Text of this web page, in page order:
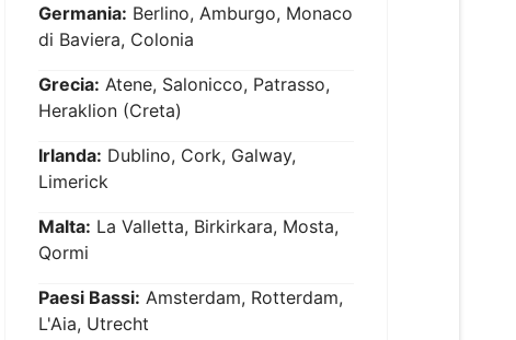
Germania: Berlino, Amburgo, Monaco
di Baviera, Colonia
Grecia: Atene, Salonicco, Patrasso,
Heraklion (Creta)
Irlanda: Dublino, Cork, Galway,
Limerick
Malta: La Valletta, Birkirkara, Mosta,
Qormi
Paesi Bassi: Amsterdam, Rotterdam,
L'Aia, Utrecht